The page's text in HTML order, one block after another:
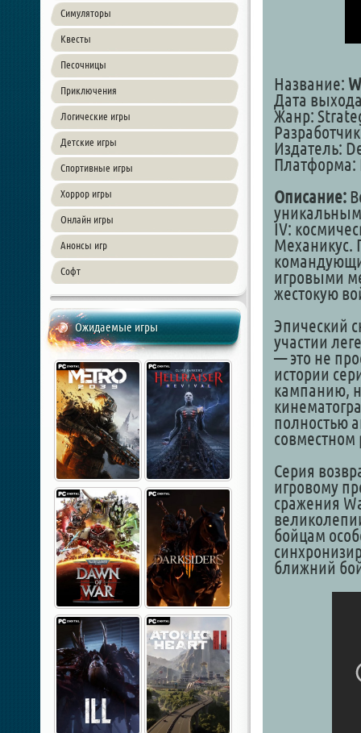
Симуляторы
Квесты
Песочницы
Приключения
Логические игры
Детские игры
Спортивные игры
Хоррор игры
Онлайн игры
Анонсы игр
Софт
Ожидаемые игры
Название:
Дата
Жанр:
Издатель:
Платформа:
Описание:
IV:
Механикус.
игровыми
жестокую
Эпический
участии
— это не
истории
кампанию,
полностью
Серия
игровому
сражения
бойцам
ближний